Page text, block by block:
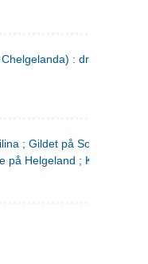
: drama u četiri
; Gildet på Solhaug ; Fru
på Helgeland ;